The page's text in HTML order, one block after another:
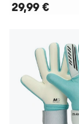
29,99 €